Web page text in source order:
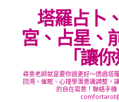
塔羅占卜
宮、占星、
「讓
尋意老師就是要你過更好～透過塔
回溯、催眠、心理學潛意識調整，
的自在寫意！聯絡手